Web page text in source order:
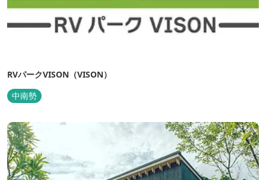
RVパークVISON（VISON）
中南勢